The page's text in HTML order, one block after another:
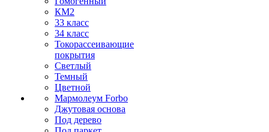
КМ2
33 класс
34 класс
Токорассеивающие
покрытия
Светлый
Темный
Цветной
Мармолеум Forbo
Джутовая основа
Под дерево